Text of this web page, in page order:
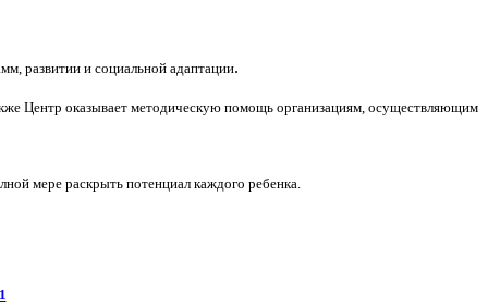
развитии и социальной адаптации.
Центр оказывает методическую помощь организациям, осуществляющим
мере раскрыть потенциал каждого ребенка.